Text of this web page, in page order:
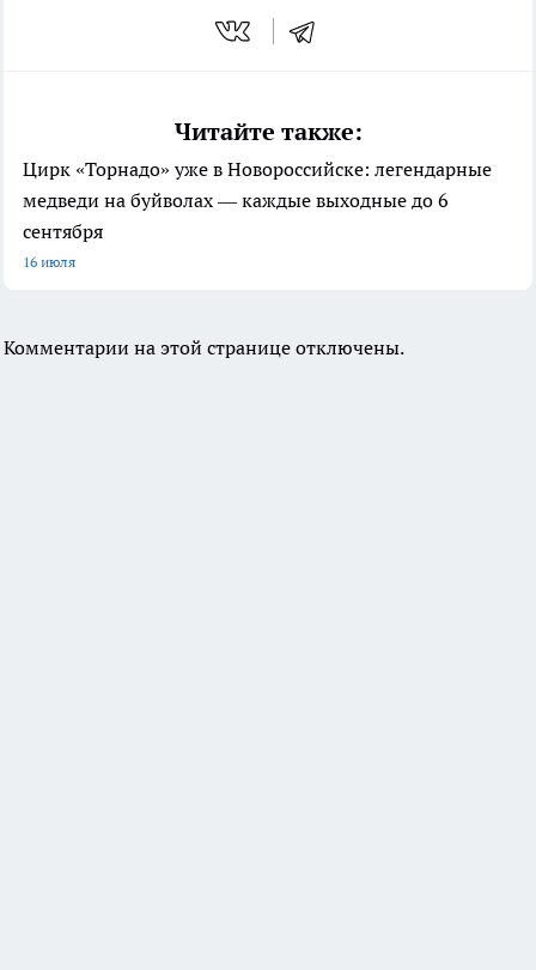
Читайте также:
Цирк «Торнадо» уже в Новороссийске: легендарные
медведи на буйволах — каждые выходные до 6
сентября
16 июля
Комментарии на этой странице отключены.